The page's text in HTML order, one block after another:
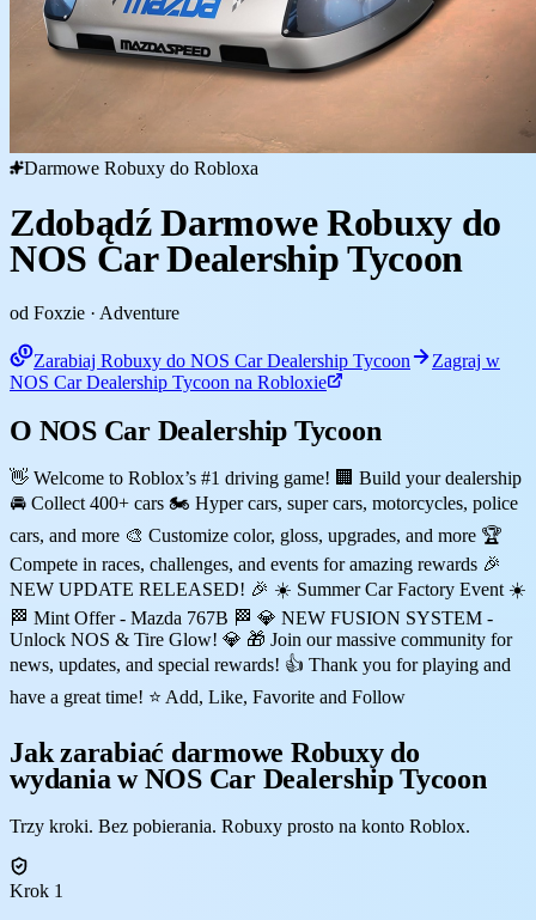
Darmowe Robuxy do Robloxa
Zdobądź Darmowe Robuxy do
NOS Car Dealership Tycoon
od Foxzie · Adventure
Zarabiaj Robuxy do NOS Car Dealership Tycoon
Zagraj w
NOS Car Dealership Tycoon na Robloxie
O NOS Car Dealership Tycoon
👋 Welcome to Roblox’s #1 driving game! 🏢 Build your dealership
🚘 Collect 400+ cars 🏍️ Hyper cars, super cars, motorcycles, police
cars, and more 🎨 Customize color, gloss, upgrades, and more 🏆
Compete in races, challenges, and events for amazing rewards 🎉
NEW UPDATE RELEASED! 🎉 ☀️ Summer Car Factory Event ☀️
🏁 Mint Offer - Mazda 767B 🏁 💎 NEW FUSION SYSTEM -
Unlock NOS & Tire Glow! 💎 🎁 Join our massive community for
news, updates, and special rewards! 👍 Thank you for playing and
have a great time! ⭐ Add, Like, Favorite and Follow
Jak zarabiać darmowe Robuxy do
wydania w NOS Car Dealership Tycoon
Trzy kroki. Bez pobierania. Robuxy prosto na konto Roblox.
Krok 1